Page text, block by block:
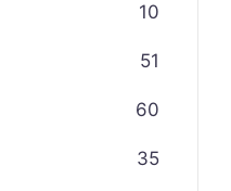
10
51
60
35